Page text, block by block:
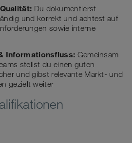
Du dokumentierst
und korrekt und achtest auf
sowie interne
Informationsfluss: Gemeinsam
stellst du einen guten
und gibst relevante Markt- und
gezielt weiter